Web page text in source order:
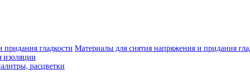
Материалы для снятия напряжения и придания
изоляции
расцветки